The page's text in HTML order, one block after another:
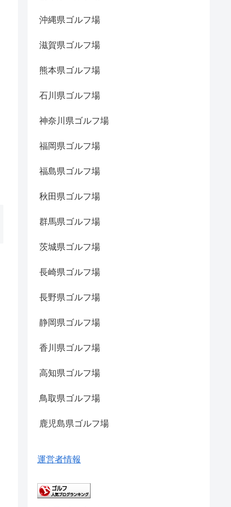
沖縄県ゴルフ場
滋賀県ゴルフ場
熊本県ゴルフ場
石川県ゴルフ場
神奈川県ゴルフ場
福岡県ゴルフ場
福島県ゴルフ場
秋田県ゴルフ場
群馬県ゴルフ場
茨城県ゴルフ場
長崎県ゴルフ場
長野県ゴルフ場
静岡県ゴルフ場
香川県ゴルフ場
高知県ゴルフ場
鳥取県ゴルフ場
鹿児島県ゴルフ場
運営者情報